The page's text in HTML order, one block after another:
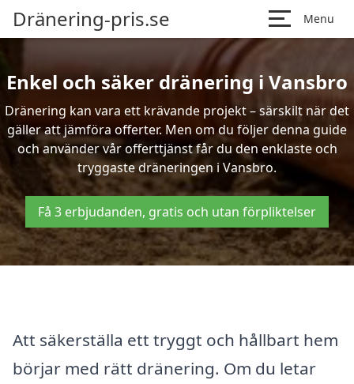
Dränering-pris.se Menu
Enkel och säker dränering i Vansbro
Dränering kan vara ett krävande projekt – särskilt när det
gäller att jämföra offerter. Men om du följer denna guide
och använder vår offerttjänst får du den enklaste och
tryggaste dräneringen i Vansbro.
Få 3 erbjudanden, gratis och utan förpliktelser
Att säkerställa ett tryggt och hållbart hem
börjar med rätt dränering. Om du letar